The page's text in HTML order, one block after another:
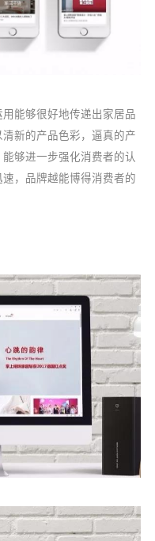
能够很好地传递出家居品
新的产品色彩，逼真的产
够进一步强化消费者的认
，品牌越能博得消费者的